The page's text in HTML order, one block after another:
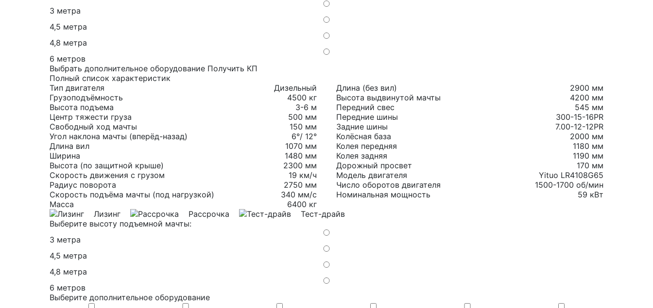
3 метра
4,5 метра
4,8 метра
6 метров
Выбрать дополнительное оборудование Получить КП
Полный список характеристик
Тип двигателя
Дизельный
Грузоподъёмность
4500 кг
Высота подъема
3-6 м
Центр тяжести груза
500 мм
Свободный ход мачты
150 мм
Угол наклона мачты (вперёд-назад)
6°/ 12°
Длина вил
1070 мм
Ширина
1480 мм
Высота (по защитной крыше)
2300 мм
Скорость движения с грузом
19 км/ч
Радиус поворота
2750 мм
Скорость подъёма мачты (под нагрузкой)
340 мм/с
Масса
6400 кг
Длина (без вил)
2900 мм
Высота выдвинутой мачты
4200 мм
Передний свес
545 мм
Передние шины
300-15-16PR
Задние шины
7.00-12-12PR
Колёсная база
2000 мм
Колея передняя
1180 мм
Колея задняя
1190 мм
Дорожный просвет
170 мм
Модель двигателя
Yituo LR4108G65
Число оборотов двигателя
1500-1700 об/мин
Номинальная мощность
59 кВт
Лизинг
Рассрочка
Тест-драйв
Выберите высоту подъемной мачты:
3 метра
4,5 метра
4,8 метра
6 метров
Выберите дополнительное оборудование